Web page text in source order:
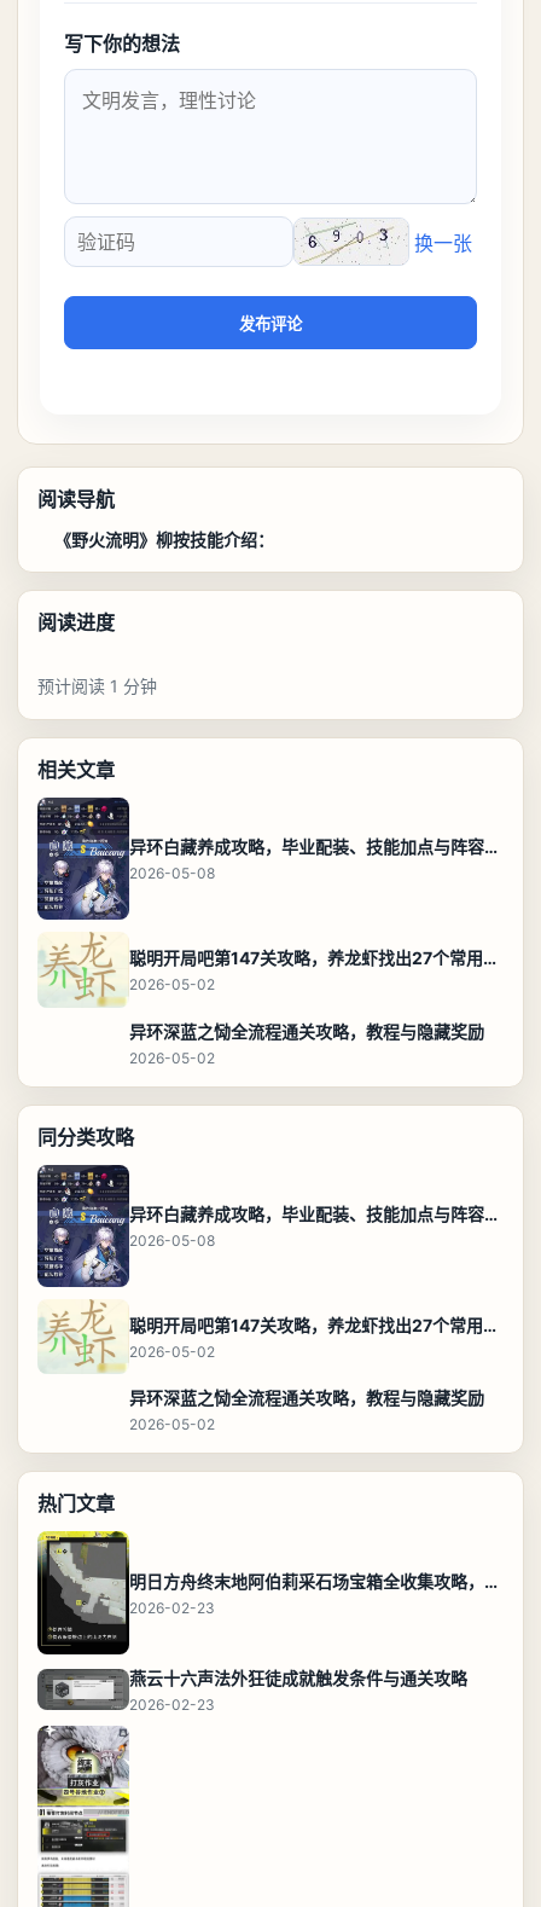
写下你的想法
验证码
换一张
发布评论
阅读导航
《野火流明》柳按技能介绍：
阅读进度
预计阅读 1 分钟
相关文章
异环白藏养成攻略，毕业配装、技能加点与阵容搭配保姆级解析
2026-05-08
聪明开局吧第147关攻略，养龙虾找出27个常用字通关答案
2026-05-02
异环深蓝之恸全流程通关攻略，教程与隐藏奖励
2026-05-02
同分类攻略
异环白藏养成攻略，毕业配装、技能加点与阵容搭配保姆级解析
2026-05-08
聪明开局吧第147关攻略，养龙虾找出27个常用字通关答案
2026-05-02
异环深蓝之恸全流程通关攻略，教程与隐藏奖励
2026-05-02
热门文章
明日方舟终末地阿伯莉采石场宝箱全收集攻略，全点位分布图与路线
2026-02-23
燕云十六声法外狂徒成就触发条件与通关攻略
2026-02-23